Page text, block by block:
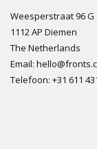
Weesperstraat 96 G
1112 AP Diemen
The Netherlands
Email:
Telefoon: +31 611